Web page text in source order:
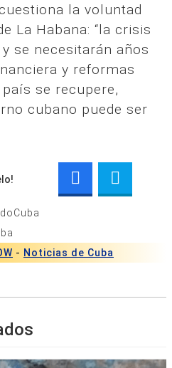
la voluntad
La Habana: “la crisis
se necesitarán años
y reformas
se recupere,
cubano puede ser
- Noticias de Cuba